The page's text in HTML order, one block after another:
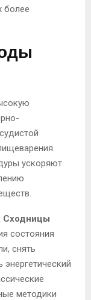
более
ускоряют
Сходницы
состояния
снять
методики